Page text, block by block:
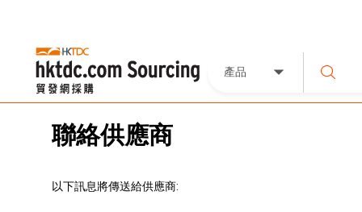
產品
聯絡供應商
以下訊息將傳送給供應商: